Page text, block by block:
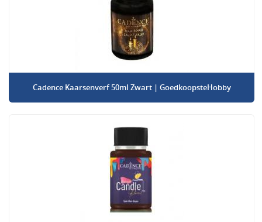
Cadence Kaarsenverf 50ml Zwart | GoedkoopsteHobby